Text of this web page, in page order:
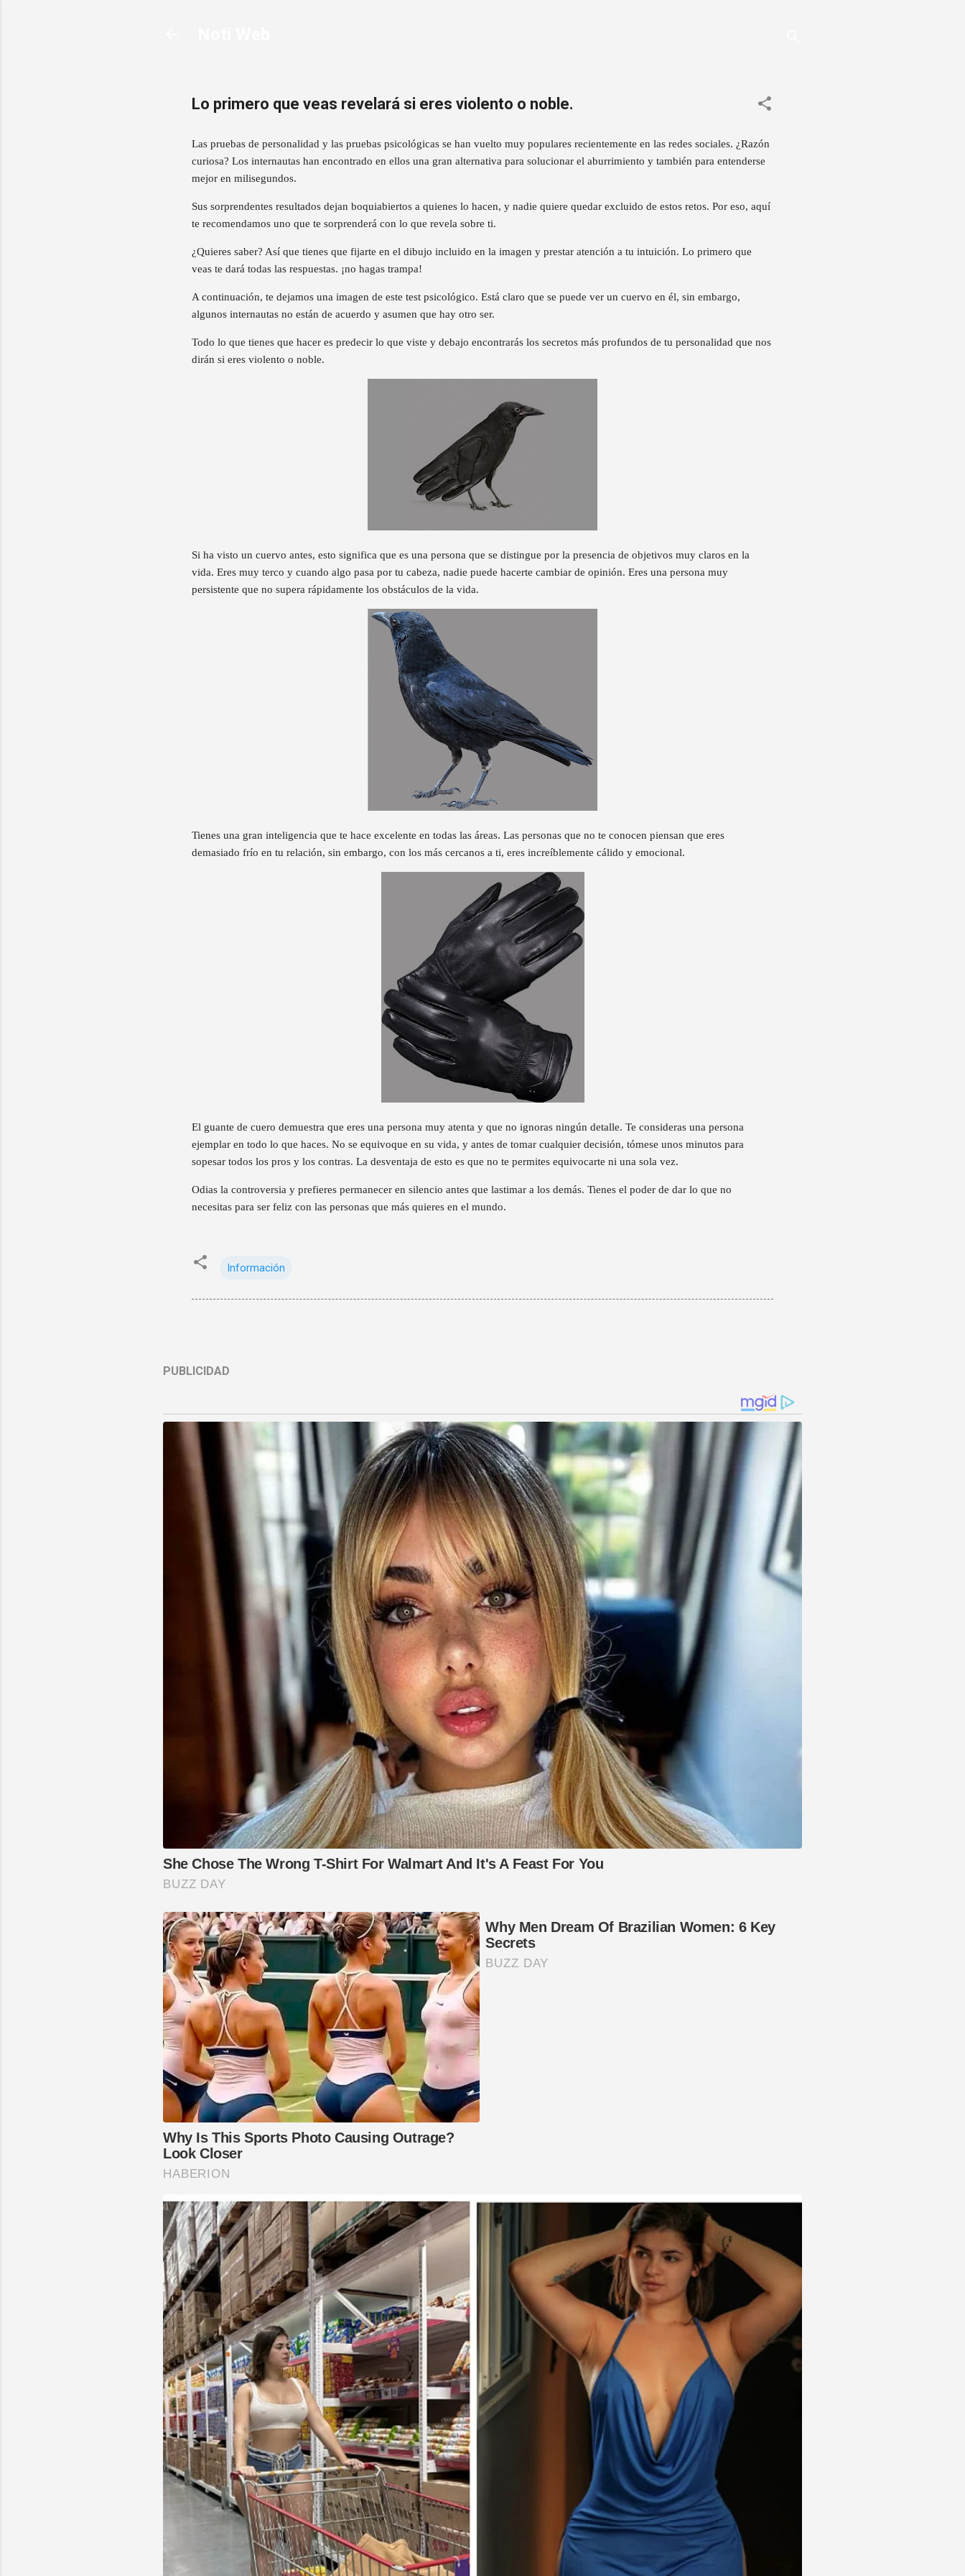
Lo primero que veas revelará si eres violento o noble.
Las pruebas de personalidad y las pruebas psicológicas se han vuelto muy populares recientemente en las redes sociales. ¿Razón
curiosa? Los internautas han encontrado en ellos una gran alternativa para solucionar el aburrimiento y también para entenderse
mejor en milisegundos.
Sus sorprendentes resultados dejan boquiabiertos a quienes lo hacen, y nadie quiere quedar excluido de estos retos. Por eso, aquí
te recomendamos uno que te sorprenderá con lo que revela sobre ti.
¿Quieres saber? Así que tienes que fijarte en el dibujo incluido en la imagen y prestar atención a tu intuición. Lo primero que
veas te dará todas las respuestas. ¡no hagas trampa!
A continuación, te dejamos una imagen de este test psicológico. Está claro que se puede ver un cuervo en él, sin embargo,
algunos internautas no están de acuerdo y asumen que hay otro ser.
Todo lo que tienes que hacer es predecir lo que viste y debajo encontrarás los secretos más profundos de tu personalidad que nos
dirán si eres violento o noble.
Si ha visto un cuervo antes, esto significa que es una persona que se distingue por la presencia de objetivos muy claros en la
vida. Eres muy terco y cuando algo pasa por tu cabeza, nadie puede hacerte cambiar de opinión. Eres una persona muy
persistente que no supera rápidamente los obstáculos de la vida.
Tienes una gran inteligencia que te hace excelente en todas las áreas. Las personas que no te conocen piensan que eres
demasiado frío en tu relación, sin embargo, con los más cercanos a ti, eres increíblemente cálido y emocional.
El guante de cuero demuestra que eres una persona muy atenta y que no ignoras ningún detalle. Te consideras una persona
ejemplar en todo lo que haces. No se equivoque en su vida, y antes de tomar cualquier decisión, tómese unos minutos para
sopesar todos los pros y los contras. La desventaja de esto es que no te permites equivocarte ni una sola vez.
Odias la controversia y prefieres permanecer en silencio antes que lastimar a los demás. Tienes el poder de dar lo que no
necesitas para ser feliz con las personas que más quieres en el mundo.
Información
PUBLICIDAD